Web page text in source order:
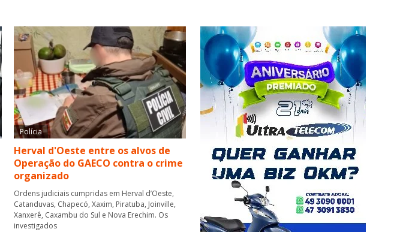
Polícia
Herval d'Oeste entre os alvos de
Operação do GAECO contra o crime
organizado
Ordens judiciais cumpridas em Herval d’Oeste,
Catanduvas, Chapecó, Xaxim, Piratuba, Joinville,
Xanxerê, Caxambu do Sul e Nova Erechim. Os
investigados